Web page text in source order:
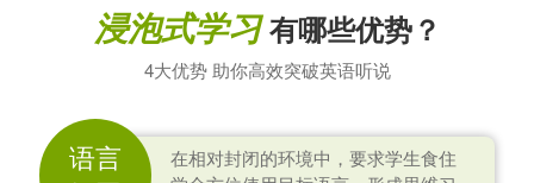
浸泡式学习有哪些优势？
4大优势 助你高效突破英语听说
语言
在相对封闭的环境中，要求学生食住